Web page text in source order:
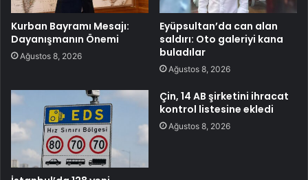
Kurban Bayramı Mesajı:
Dayanışmanın Önemi
Ağustos 8, 2026
Eyüpsultan’da can alan
saldırı: Oto galeriyi kana
buladılar
Ağustos 8, 2026
Çin, 14 AB şirketini ihracat
kontrol listesine ekledi
Ağustos 8, 2026